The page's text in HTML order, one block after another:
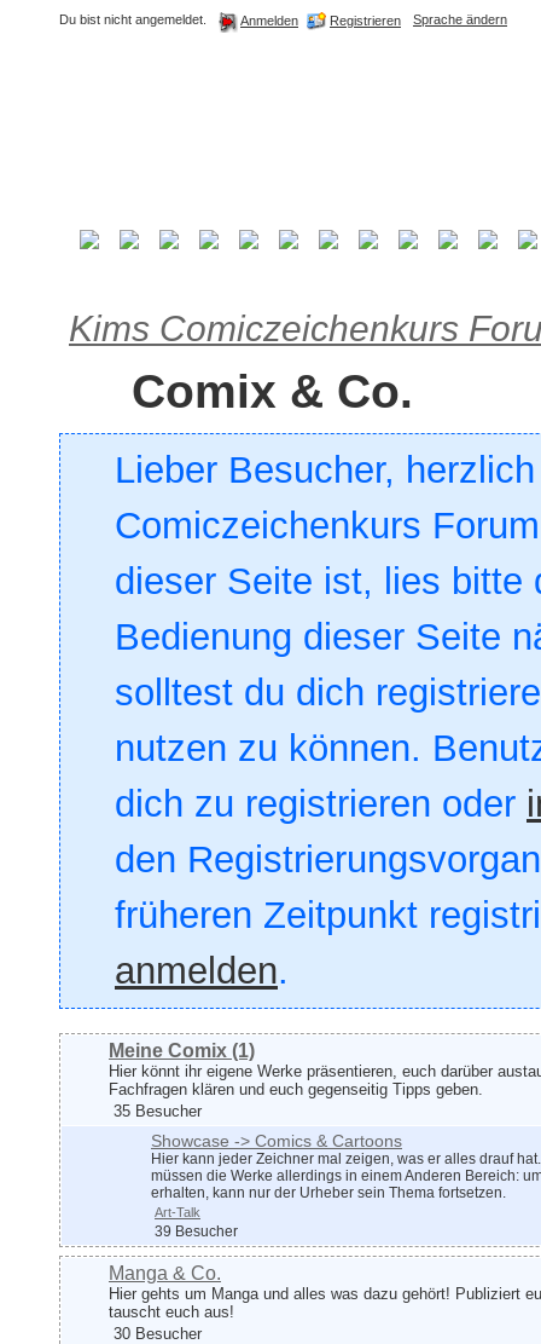
Du bist nicht angemeldet. Anmelden Registrieren Sprache ändern
Kims Comiczeichenkurs
Comix & Co.
Lieber Besucher,
Comiczeichenkurs
dieser Seite ist, lies bitte
Bedienung dieser Seite
solltest du dich
nutzen zu können.
dich zu registrieren oder
den
früheren Zeitpunkt
anmelden.
Meine Comix (1)
Hier könnt ihr eigene Werke präsentieren, euch darüber
Fachfragen klären und euch gegenseitig Tipps geben.
35 Besucher
Showcase -> Comics & Cartoons
Hier kann jeder Zeichner mal zeigen, was er alles drauf
müssen die Werke allerdings in einem Anderen Bereich:
erhalten, kann nur der Urheber sein Thema fortsetzen.
Art-Talk
39 Besucher
Manga & Co.
Hier gehts um Manga und alles was dazu gehört! Publiziert
tauscht euch aus!
30 Besucher